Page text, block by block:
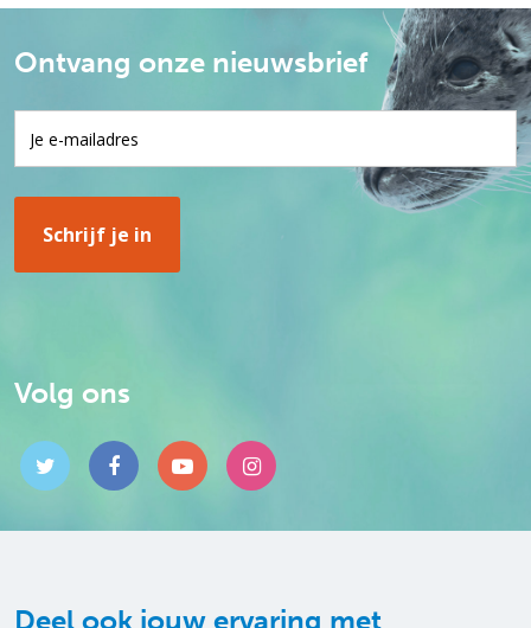
Ontvang onze nieuwsbrief
Volg ons
Deel ook jouw ervaring met